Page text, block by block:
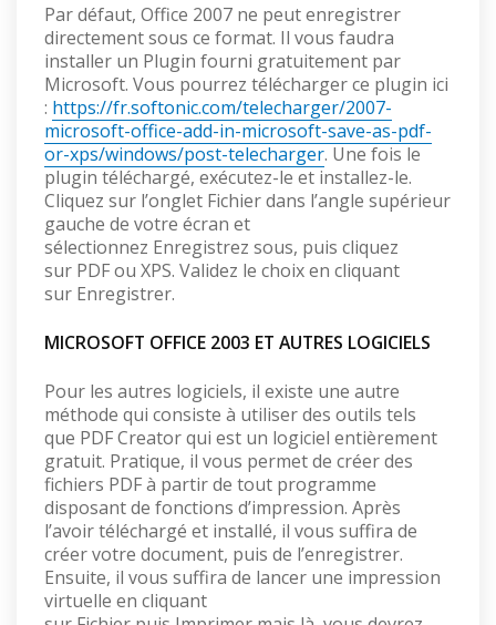
Par défaut, Office 2007 ne peut enregistrer
directement sous ce format. Il vous faudra
installer un Plugin fourni gratuitement par
Microsoft. Vous pourrez télécharger ce plugin ici
: https://fr.softonic.com/telecharger/2007-
microsoft-office-add-in-microsoft-save-as-pdf-
or-xps/windows/post-telecharger. Une fois le
plugin téléchargé, exécutez-le et installez-le.
Cliquez sur l’onglet Fichier dans l’angle supérieur
gauche de votre écran et
sélectionnez Enregistrez sous, puis cliquez
sur PDF ou XPS. Validez le choix en cliquant
sur Enregistrer.
MICROSOFT OFFICE 2003 ET AUTRES LOGICIELS
Pour les autres logiciels, il existe une autre
méthode qui consiste à utiliser des outils tels
que PDF Creator qui est un logiciel entièrement
gratuit. Pratique, il vous permet de créer des
fichiers PDF à partir de tout programme
disposant de fonctions d’impression. Après
l’avoir téléchargé et installé, il vous suffira de
créer votre document, puis de l’enregistrer.
Ensuite, il vous suffira de lancer une impression
virtuelle en cliquant